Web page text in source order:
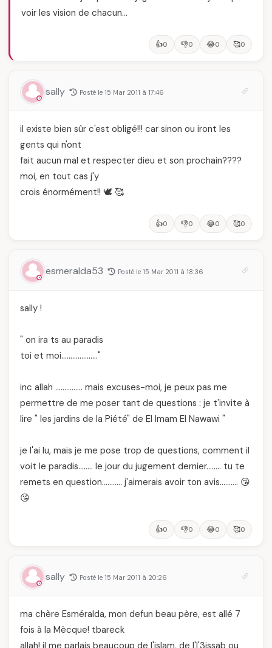
voir les vision de chacun…
👍0 👎0 😂0 🥰0
sally Posté le 15 Mar 2011 à 17:46
il existe bien sûr c'est obligé!!! car sinon ou iront les
gents qui n'ont
fait aucun mal et respecter dieu et son prochain????
moi, en tout cas j'y
crois énormément!! 🕊️ 🥰
👍0 👎0 😂0 🥰0
esmeralda53 Posté le 15 Mar 2011 à 18:36
sally !
" on ira ts au paradis
toi et moi……………….."
inc allah …………… mais excuses-moi, je peux pas me
permettre de me poser tant de questions : je t'invite à
lire " les jardins de la Piété" de El Imam El Nawawi "
je l'ai lu, mais je me pose trop de questions, comment il
voit le paradis…….. le jour du jugement dernier…….. tu te
remets en question……….. j'aimerais avoir ton avis………. 😘
😘
👍0 👎0 😂0 🥰0
sally Posté le 15 Mar 2011 à 20:26
ma chère Esméralda, mon defun beau père, est allé 7
fois à la Mècque! tbareck
allah! il me parlais beaucoup de l'islam, de l'l'3issab ou